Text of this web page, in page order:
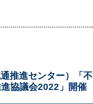
推進センター）「不
協議会2022」開催